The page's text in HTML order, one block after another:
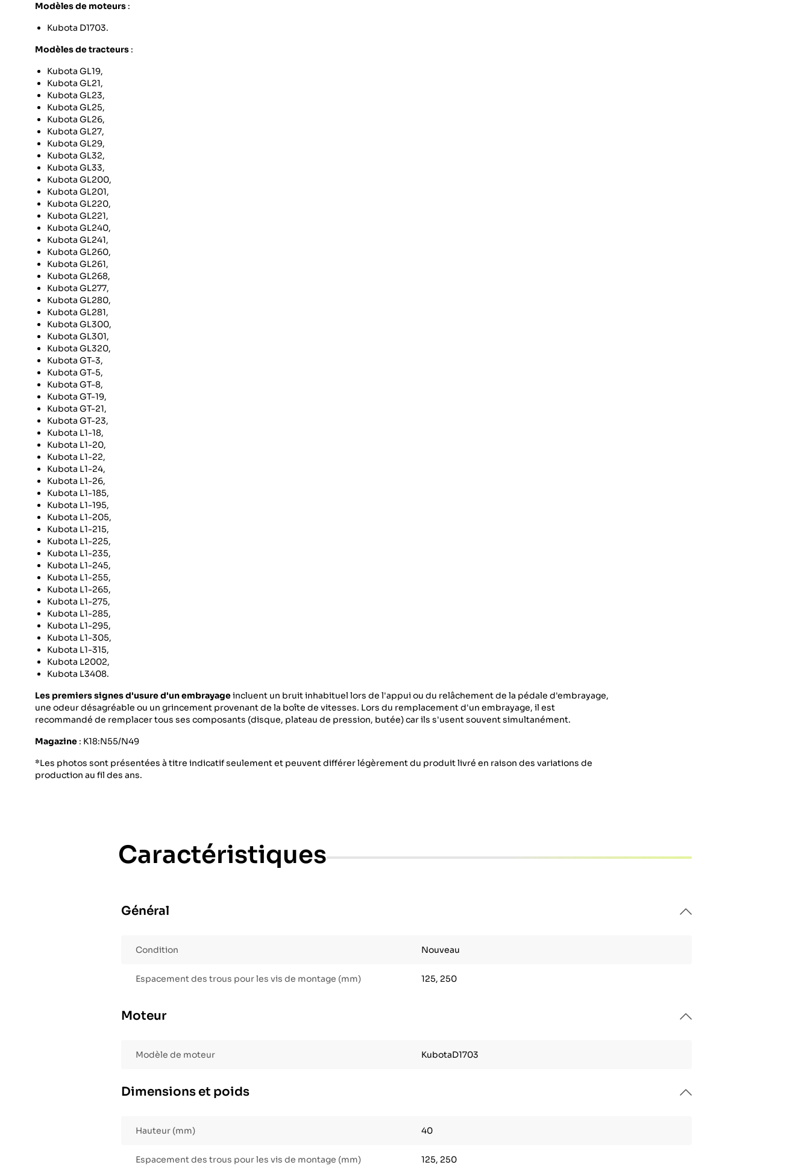
Modèles de moteurs :
Kubota D1703.
Modèles de tracteurs :
Kubota GL19,
Kubota GL21,
Kubota GL23,
Kubota GL25,
Kubota GL26,
Kubota GL27,
Kubota GL29,
Kubota GL32,
Kubota GL33,
Kubota GL200,
Kubota GL201,
Kubota GL220,
Kubota GL221,
Kubota GL240,
Kubota GL241,
Kubota GL260,
Kubota GL261,
Kubota GL268,
Kubota GL277,
Kubota GL280,
Kubota GL281,
Kubota GL300,
Kubota GL301,
Kubota GL320,
Kubota GT-3,
Kubota GT-5,
Kubota GT-8,
Kubota GT-19,
Kubota GT-21,
Kubota GT-23,
Kubota L1-18,
Kubota L1-20,
Kubota L1-22,
Kubota L1-24,
Kubota L1-26,
Kubota L1-185,
Kubota L1-195,
Kubota L1-205,
Kubota L1-215,
Kubota L1-225,
Kubota L1-235,
Kubota L1-245,
Kubota L1-255,
Kubota L1-265,
Kubota L1-275,
Kubota L1-285,
Kubota L1-295,
Kubota L1-305,
Kubota L1-315,
Kubota L2002,
Kubota L3408.
Les premiers signes d'usure d'un embrayageincluent un bruit inhabituel lors de l'appui ou du relâchement de la pédale d'embrayage,
une odeur désagréable ou un grincement provenant de la boîte de vitesses. Lors du remplacement d'un embrayage, il est
recommandé de remplacer tous ses composants (disque, plateau de pression, butée) car ils s'usent souvent simultanément.
Magazine : K18:N55/N49
*Les photos sont présentées à titre indicatif seulement et peuvent différer légèrement du produit livré en raison des variations de
production au fil des ans.
Caractéristiques
Général
Condition Nouveau
Espacement des trous pour les vis de montage (mm) 125, 250
Moteur
Modèle de moteur KubotaD1703
Dimensions et poids
Hauteur (mm) 40
Espacement des trous pour les vis de montage (mm) 125, 250